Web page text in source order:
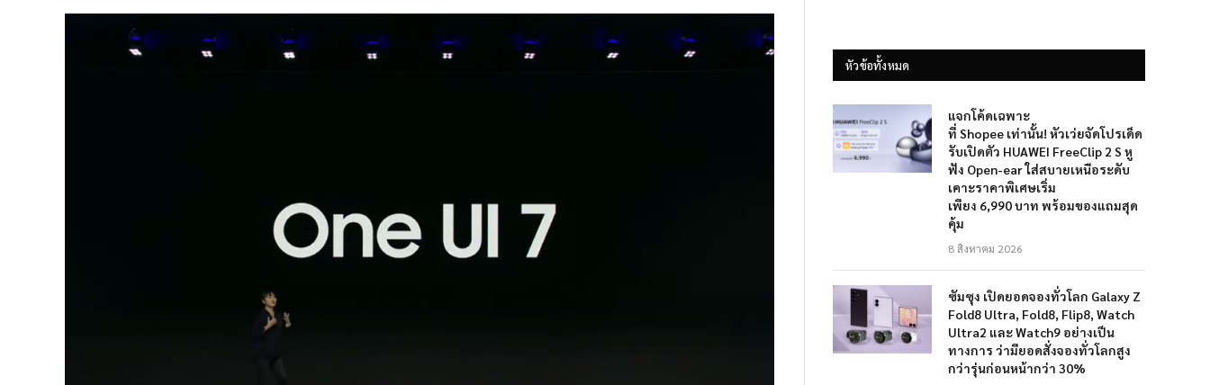
หัวข้อทั้งหมด
แจกโค้ดเฉพาะ
ที่ Shopee เท่านั้น! หัวเว่ยจัดโปรเด็ด
รับเปิดตัว HUAWEI FreeClip 2 S หู
ฟัง Open-ear ใส่สบายเหนือระดับ
เคาะราคาพิเศษเริ่ม
เพียง 6,990 บาท พร้อมของแถมสุด
คุ้ม
8 สิงหาคม 2026
ซัมซุง เปิดยอดจองทั่วโลก Galaxy Z
Fold8 Ultra, Fold8, Flip8, Watch
Ultra2 และ Watch9 อย่างเป็น
ทางการ ว่ามียอดสั่งจองทั่วโลกสูง
กว่ารุ่นก่อนหน้ากว่า 30%